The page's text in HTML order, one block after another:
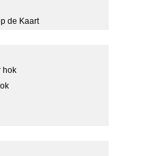
de Kaart
hok